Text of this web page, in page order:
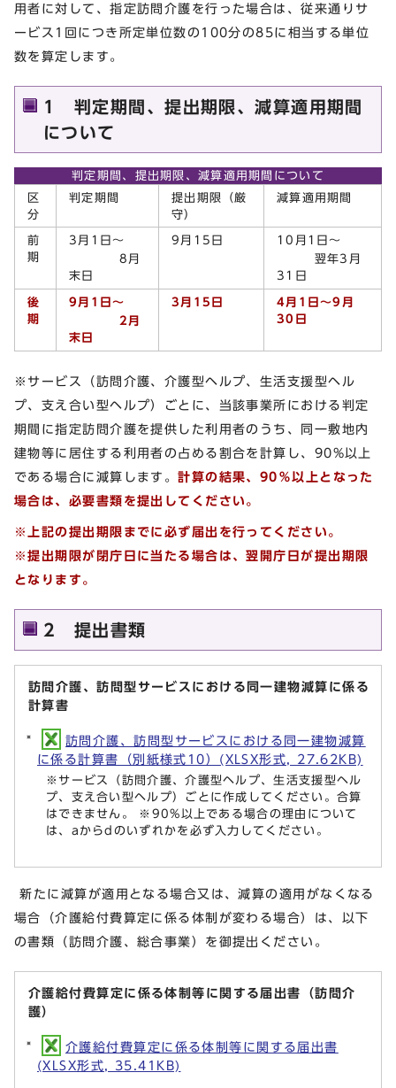
用者に対して、指定訪問介護を行った場合は、従来通りサ
ービス1回につき所定単位数の100分の85に相当する単位
数を算定します。
1 判定期間、提出期限、減算適用期間
について
判定期間、提出期限、減算適用期間について
区
分
判定期間
提出期限（厳
守）
減算適用期間
前
期
3月1日～
8月
末日
9月15日
10月1日～
翌年3月
31日
後
期
9月1日～
2月
末日
3月15日
4月1日～9月
30日
※サービス（訪問介護、介護型ヘルプ、生活支援型ヘル
プ、支え合い型ヘルプ）ごとに、当該事業所における判定
期間に指定訪問介護を提供した利用者のうち、同一敷地内
建物等に居住する利用者の占める割合を計算し、90%以上
である場合に減算します。計算の結果、90％以上となった
場合は、必要書類を提出してください。
※上記の提出期限までに必ず届出を行ってください。
※提出期限が閉庁日に当たる場合は、翌開庁日が提出期限
となります。
2 提出書類
訪問介護、訪問型サービスにおける同一建物減算に係る
計算書
訪問介護、訪問型サービスにおける同一建物減算
に係る計算書（別紙様式10）(XLSX形式, 27.62KB)
※サービス（訪問介護、介護型ヘルプ、生活支援型ヘル
プ、支え合い型ヘルプ）ごとに作成してください。合算
はできません。 ※90%以上である場合の理由について
は、aからdのいずれかを必ず入力してください。
新たに減算が適用となる場合又は、減算の適用がなくなる
場合（介護給付費算定に係る体制が変わる場合）は、以下
の書類（訪問介護、総合事業）を御提出ください。
介護給付費算定に係る体制等に関する届出書（訪問介
護）
介護給付費算定に係る体制等に関する届出書
(XLSX形式, 35.41KB)